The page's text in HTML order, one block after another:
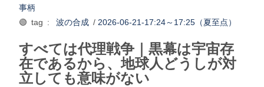
事柄
🟢 tag :
波の合成 / 2026-06-21-17:24～17:25（夏至点）
すべては代理戦争｜黒幕は宇宙存
在であるから、地球人どうしが対
立しても意味がない